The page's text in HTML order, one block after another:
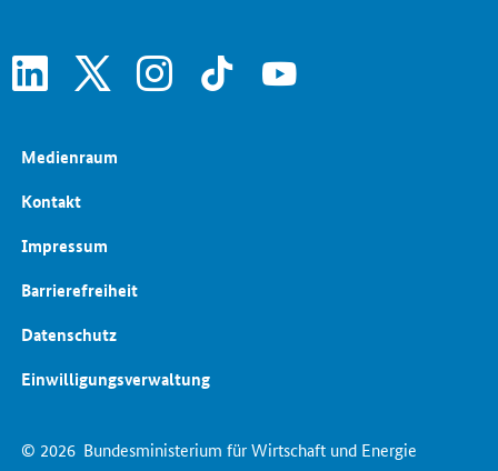
linkedin instagram tiktok youtube
© 2026 Bundesministerium für Wirtschaft und Energie
Medienraum
Kontakt
Impressum
Barrierefreiheit
Datenschutz
Einwilligungsverwaltung